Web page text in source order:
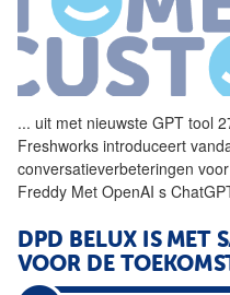
... uit met nieuwste GPT tool
Freshworks introduceert
conversatieverbeteringen
Freddy Met OpenAI s
DPD BELUX IS MET
VOOR DE